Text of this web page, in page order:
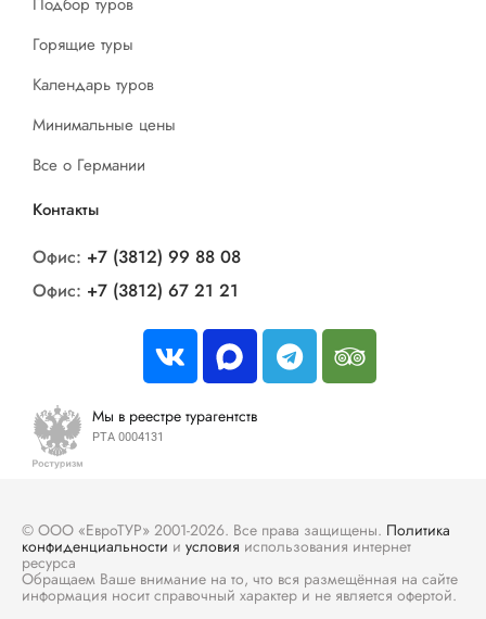
Горящие туры
Календарь туров
Минимальные цены
Все о Германии
Контакты
Офис: +7 (3812) 99 88 08
Офис: +7 (3812) 67 21 21
Мы в реестре турагентств
РТА 0004131
© ООО «ЕвроТУР» 2001-2026. Все права защищены. Политика
конфиденциальности и условия использования интернет
ресурса
Обращаем Ваше внимание на то, что вся размещённая на сайте
информация носит справочный характер и не является офертой.